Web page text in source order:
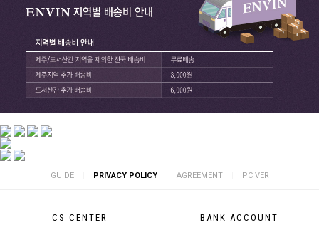
GUIDE PRIVACY POLICY AGREEMENT PC VER
CS CENTER BANK ACCOUNT